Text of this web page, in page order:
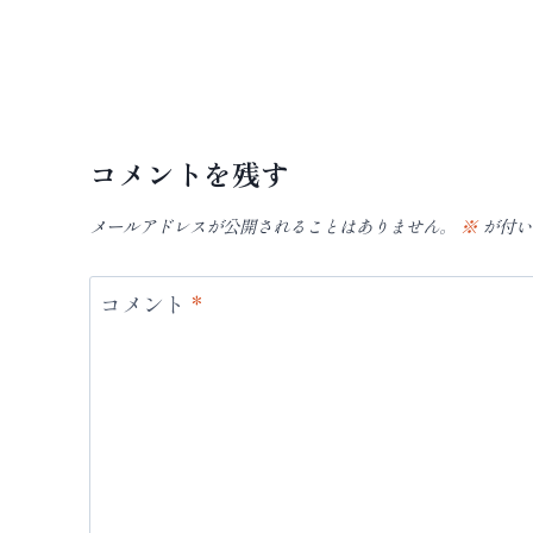
コメントを残す
メールアドレスが公開されることはありません。 ※が付い
コメント *